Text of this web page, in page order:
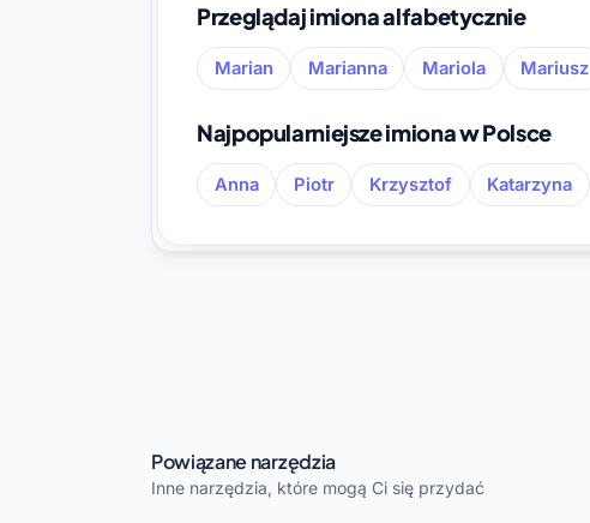
Przeglądaj imiona alfabetycznie
Marian Marianna Mariola Mariusz
Najpopularniejsze imiona w Polsce
Anna Piotr Krzysztof Katarzyna
Powiązane narzędzia
Inne narzędzia, które mogą Ci się przydać